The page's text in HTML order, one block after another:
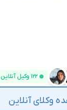
۱۲۲ وکیل آنلاین
وکلای آنلاین